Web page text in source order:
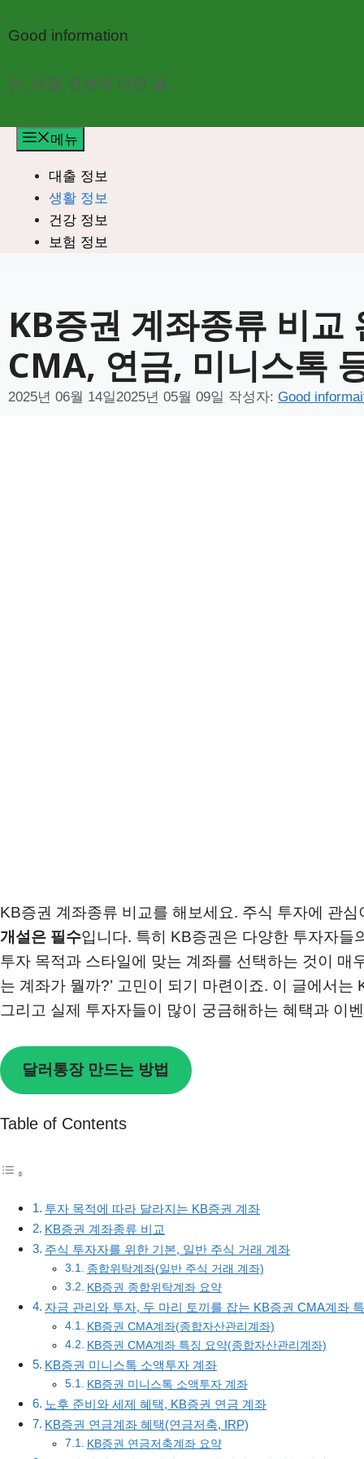
텐
로
Good information
돈, 대출 정보에 대한 글
메뉴
대출 정보
생활 정보
건강 정보
보험 정보
KB증권 계좌종류 비
CMA, 연금, 미니스톡
2025년 06월 14일2025년 05월 09일 작성자: Good
KB증권 계좌종류 비교를 해보세요. 주식 투자에 관
개설은 필수입니다. 특히 KB증권은 다양한 투자자들
투자 목적과 스타일에 맞는 계좌를 선택하는 것이 매
는 계좌가 뭘까?’ 고민이 되기 마련이죠. 이 글에서
그리고 실제 투자자들이 많이 궁금해하는 혜택과 이
달러통장 만드는 방법
Table of Contents
투자 목적에 따라 달라지는 KB증권 계좌
KB증권 계좌종류 비교
주식 투자자를 위한 기본, 일반 주식 거래 계좌
종합위탁계좌(일반 주식 거래 계좌)
KB증권 종합위탁계좌 요약
자금 관리와 투자, 두 마리 토끼를 잡는 KB증권 CMA계좌
KB증권 CMA계좌(종합자산관리계좌)
KB증권 CMA계좌 특징 요약(종합자산관리계좌)
KB증권 미니스톡 소액투자 계좌
KB증권 미니스톡 소액투자 계좌
노후 준비와 세제 혜택, KB증권 연금 계좌
KB증권 연금계좌 혜택(연금저축, IRP)
KB증권 연금저축계좌 요약